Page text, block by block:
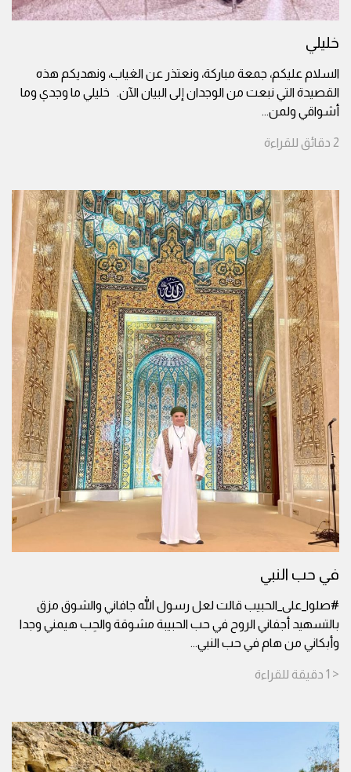
خليلي
السلام عليكم، جمعة مباركة، ونعتذر عن الغياب، ونهديكم هذه
القصيدة التي نبعت من الوجدان إلى البيان الآن. خليلي ما وجدي وما
أشواقي ولمن...
2 دقائق للقراءة
في حب النبي
#صلوا_على_الحبيب قالت لعل رسول الله جافاني والشوق مزق
بالتسهيد أجفاني الروح في حب الحبيبة مشوقة والحِب هيمني وجدا
وأبكاني من هام في حب النبي...
< 1 دقيقة للقراءة